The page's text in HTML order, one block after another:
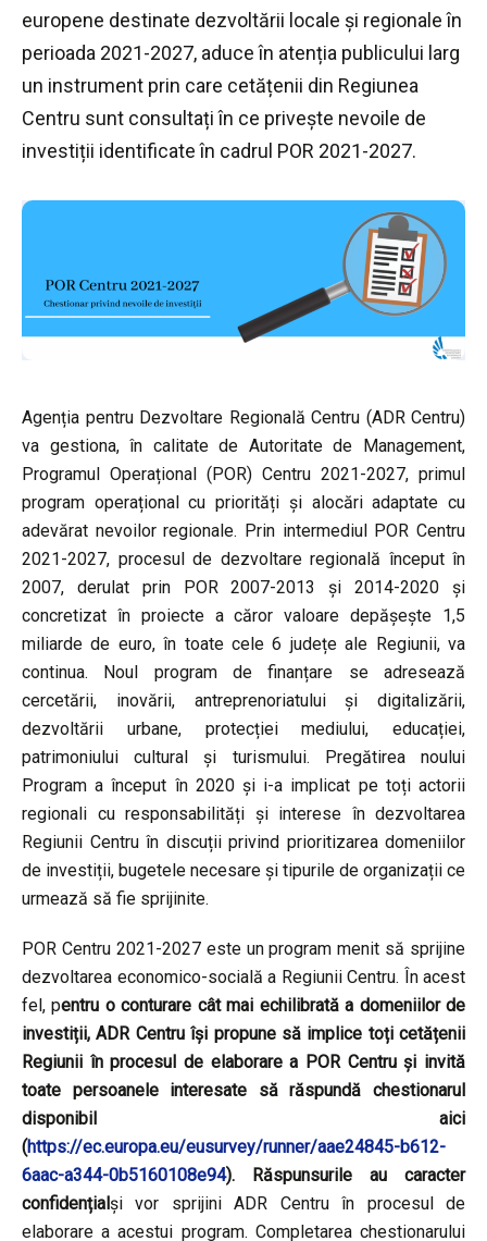
europene destinate dezvoltării locale și regionale în
perioada 2021-2027, aduce în atenția publicului larg
un instrument prin care cetățenii din Regiunea
Centru sunt consultați în ce privește nevoile de
investiții identificate în cadrul POR 2021-2027.
Agenția pentru Dezvoltare Regională Centru (ADR Centru)
va gestiona, în calitate de Autoritate de Management,
Programul Operațional (POR) Centru 2021-2027, primul
program operațional cu priorități și alocări adaptate cu
adevărat nevoilor regionale. Prin intermediul POR Centru
2021-2027, procesul de dezvoltare regională început în
2007, derulat prin POR 2007-2013 și 2014-2020 și
concretizat în proiecte a căror valoare depășește 1,5
miliarde de euro, în toate cele 6 județe ale Regiunii, va
continua. Noul program de finanțare se adresează
cercetării, inovării, antreprenoriatului și digitalizării,
dezvoltării urbane, protecției mediului, educației,
patrimoniului cultural și turismului. Pregătirea noului
Program a început în 2020 și i-a implicat pe toți actorii
regionali cu responsabilități și interese în dezvoltarea
Regiunii Centru în discuții privind prioritizarea domeniilor
de investiții, bugetele necesare și tipurile de organizații ce
urmează să fie sprijinite.
POR Centru 2021-2027 este un program menit să sprijine
dezvoltarea economico-socială a Regiunii Centru. În acest
fel, pentru o conturare cât mai echilibrată a domeniilor de
investiții, ADR Centru își propune să implice toți cetățenii
Regiunii în procesul de elaborare a POR Centru și invită
toate persoanele interesate să răspundă chestionarul
disponibil aici
(https://ec.europa.eu/eusurvey/runner/aae24845-b612-
6aac-a344-0b5160108e94). Răspunsurile au caracter
confidențialși vor sprijini ADR Centru în procesul de
elaborare a acestui program. Completarea chestionarului